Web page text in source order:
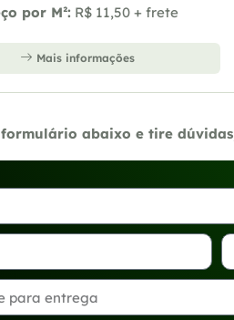
por M²: R$ 11,50 + frete
Mais informações
abaixo e tire